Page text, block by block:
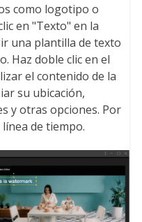
como logotipo o
en "Texto" en la
una plantilla de texto
Haz doble clic en el
el contenido de la
su ubicación,
y otras opciones. Por
de tiempo.